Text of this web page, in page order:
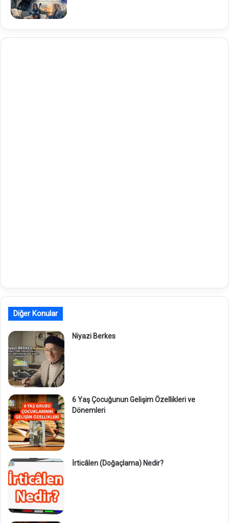
Diğer Konular
Niyazi Berkes
6 Yaş Çocuğunun Gelişim Özellikleri ve
Dönemleri
İrticâlen (Doğaçlama) Nedir?